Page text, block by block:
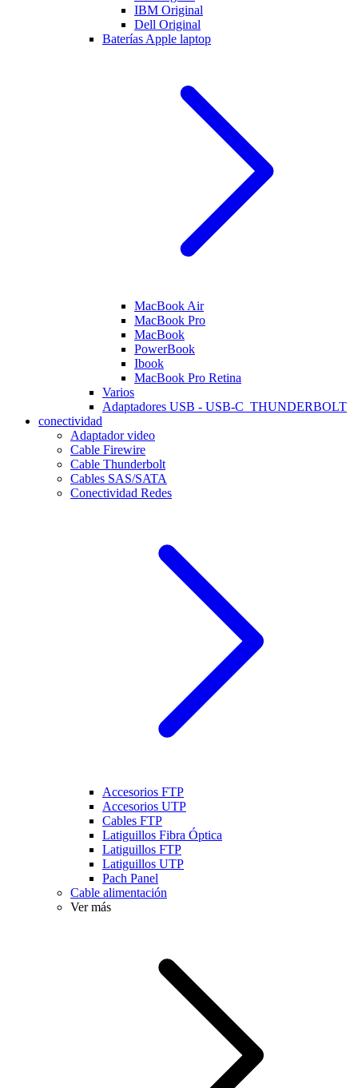
IBM Original
Dell Original
Baterías Apple laptop
MacBook Air
MacBook Pro
MacBook
PowerBook
Ibook
MacBook Pro Retina
Varios
Adaptadores USB - USB-C_THUNDERBOLT
conectividad
Adaptador video
Cable Firewire
Cable Thunderbolt
Cables SAS/SATA
Conectividad Redes
Accesorios FTP
Accesorios UTP
Cables FTP
Latiguillos Fibra Óptica
Latiguillos FTP
Latiguillos UTP
Pach Panel
Cable alimentación
Ver más